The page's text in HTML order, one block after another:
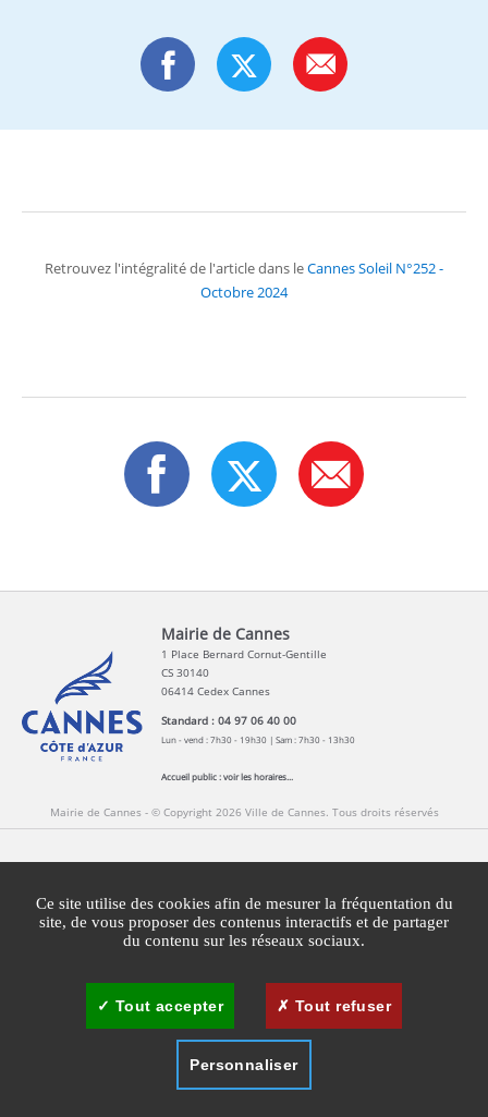
Retrouvez l'intégralité de l'article dans leCannes Soleil N°252 -
Octobre 2024
Mairie de Cannes
1 Place Bernard Cornut-Gentille
CS 30140
06414 Cedex Cannes
Standard : 04 97 06 40 00
Lun - vend : 7h30 - 19h30 | Sam : 7h30 - 13h30
Accueil public :voir les horaires...
Mairie de Cannes - © Copyright 2026 Ville de Cannes. Tous droits réservés
Mentions légales Agglomération Cannes Lérins
Plan du site Gestion des cookies
Ce site utilise des cookies afin de mesurer la fréquentation du
site, de vous proposer des contenus interactifs et de partager
du contenu sur les réseaux sociaux.
Tout accepter Tout refuser
Personnaliser